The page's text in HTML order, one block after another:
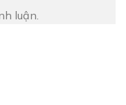
luận.